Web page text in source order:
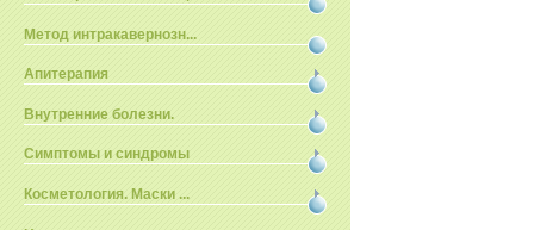
Метод интракавернозн...
Апитерапия
Внутренние болезни.
Симптомы и синдромы
Косметология. Маски ...